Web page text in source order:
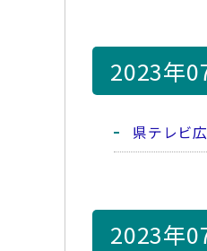
2023年
県テレビ
2023年